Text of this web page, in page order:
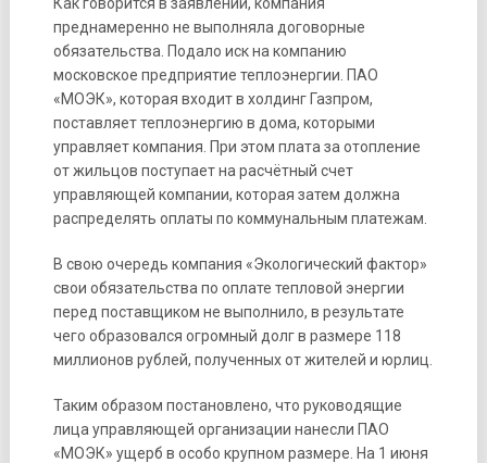
преднамеренно не выполняла договорные
обязательства. Подало иск на компанию
московское предприятие теплоэнергии. ПАО
«МОЭК», которая входит в холдинг Газпром,
поставляет теплоэнергию в дома, которыми
управляет компания. При этом плата за отопление
от жильцов поступает на расчётный счет
управляющей компании, которая затем должна
распределять оплаты по коммунальным платежам.
В свою очередь компания «Экологический фактор»
свои обязательства по оплате тепловой энергии
перед поставщиком не выполнило, в результате
чего образовался огромный долг в размере 118
миллионов рублей, полученных от жителей и юрлиц.
Таким образом постановлено, что руководящие
лица управляющей организации нанесли ПАО
«МОЭК» ущерб в особо крупном размере. На 1 июня